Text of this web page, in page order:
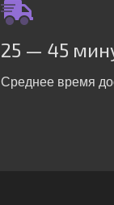
25 — 45
Среднее время